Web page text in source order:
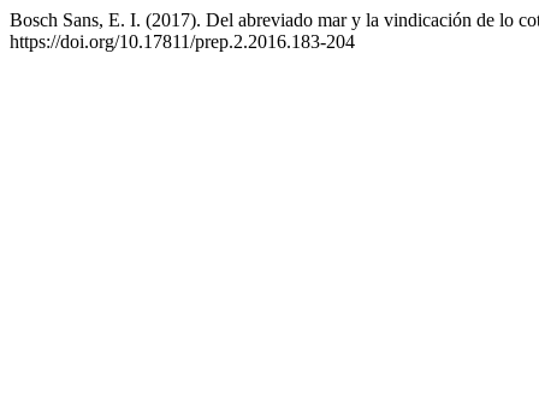
Bosch Sans, E. I. (2017). Del abreviado mar y la vindicación de lo
https://doi.org/10.17811/prep.2.2016.183-204